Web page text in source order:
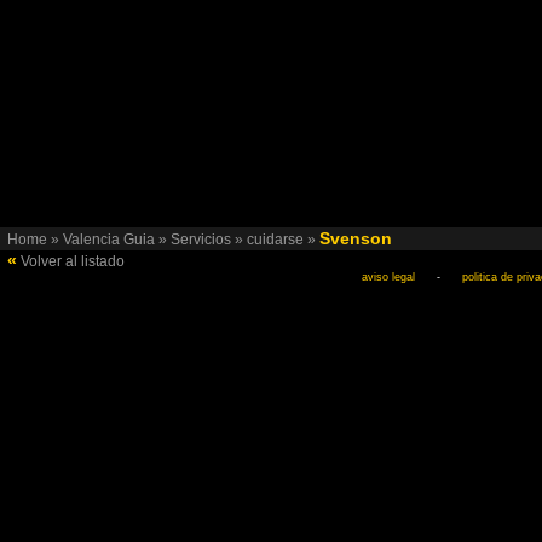
Home » Valencia Guia » Servicios » cuidarse » Svenson
« Volver al listado
aviso legal -politica de